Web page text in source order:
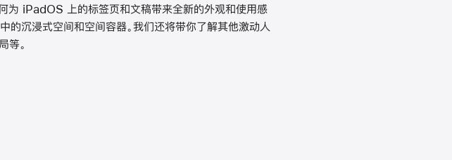
iPadOS 上的标签页和文稿带来全新的外观和使用感
沉浸式空间和空间容器。我们还将带你了解其他激动人
等。